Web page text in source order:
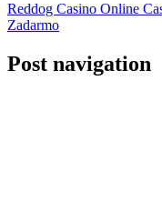
Reddog Casino Online
Zadarmo
Post navigation